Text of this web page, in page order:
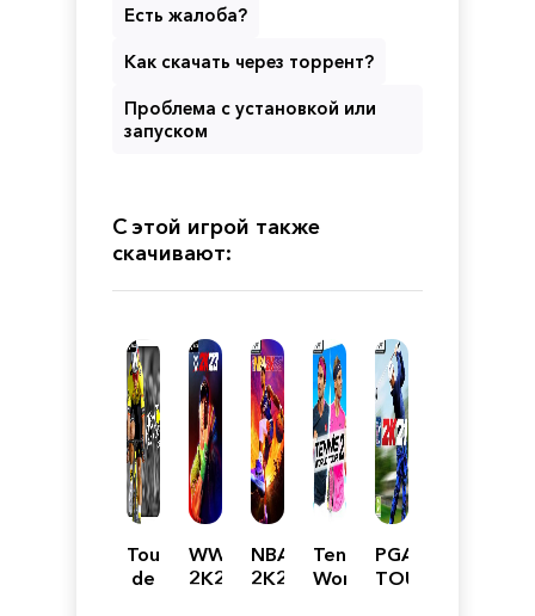
Есть жалоба?
Как скачать через торрент?
Проблема с установкой или
запуском
С этой игрой также
скачивают:
Tour
de
WWE
2K23
NBA
2K23
Tennis
World
PGA
TOUR